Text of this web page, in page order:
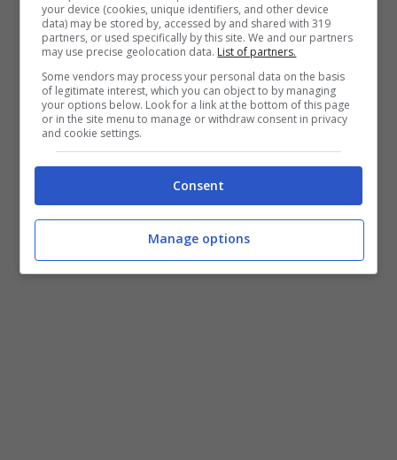
andavano avanti da circa un anno. In tale
contesto la vittima dopo essersi rifiutata di
presentare denuncia/querela, precisava che
per paura di subire
ulteriori violenze, non si era mai rivolta a
sanitari e/o ad organi di polizia, citando usi e
costumi della comunità Rom, che però non
your device (cookies, unique identifiers, and other device
data) may be stored by, accessed by and shared with 319
partners, or used specifically by this site. We and our partners
may use precise geolocation data. List of partners.
Some vendors may process your personal data on the basis
of legitimate interest, which you can object to by managing
your options below. Look for a link at the bottom of this page
or in the site menu to manage or withdraw consent in privacy
and cookie settings.
Consent
Manage options